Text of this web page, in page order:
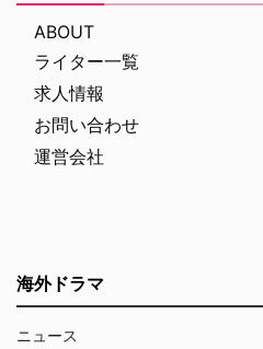
ABOUT
ライター一覧
求人情報
お問い合わせ
運営会社
海外ドラマ
ニュース